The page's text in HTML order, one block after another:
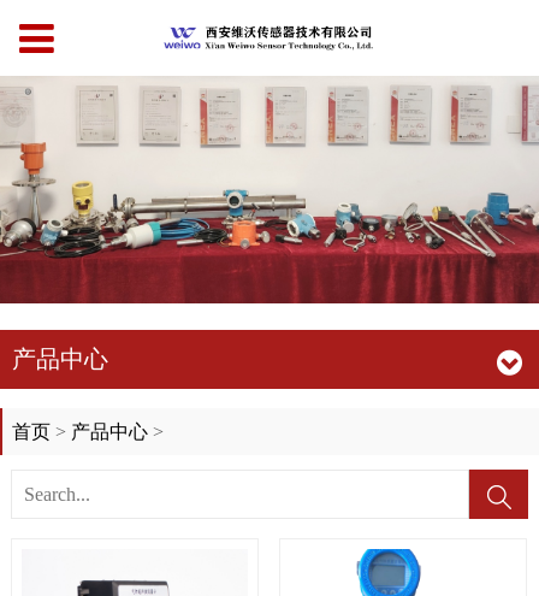
产品中心
首页> 产品中心>